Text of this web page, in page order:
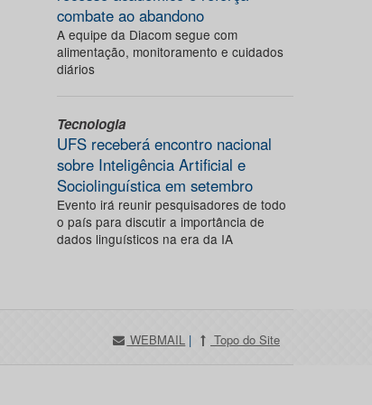
combate ao abandono
A equipe da Diacom segue com
alimentação, monitoramento e cuidados
diários
Tecnologia
UFS receberá encontro nacional
sobre Inteligência Artificial e
Sociolinguística em setembro
Evento irá reunir pesquisadores de todo
o país para discutir a importância de
dados linguísticos na era da IA
WEBMAIL | Topo do Site